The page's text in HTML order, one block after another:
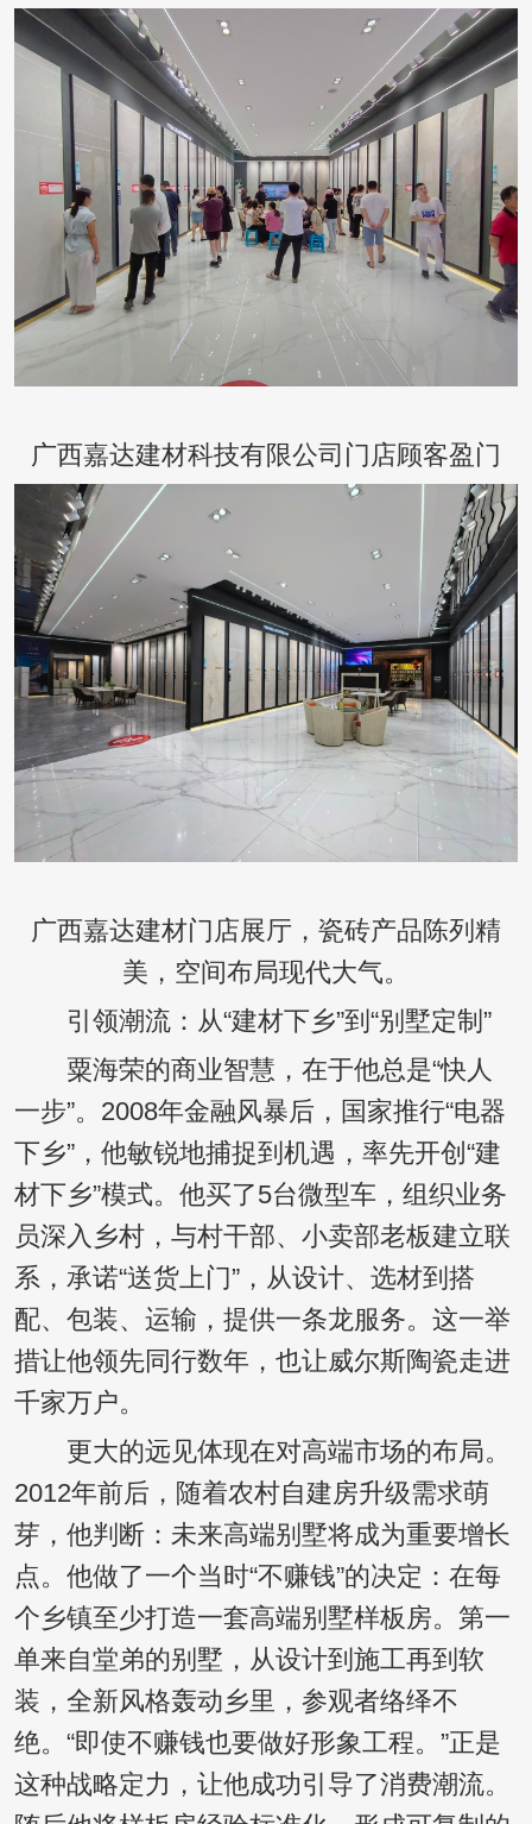
广西嘉达建材科技有限公司门店顾客盈门
广西嘉达建材门店展厅，瓷砖产品陈列精
美，空间布局现代大气。
引领潮流：从“建材下乡”到“别墅定制”
粟海荣的商业智慧，在于他总是“快人
一步”。2008年金融风暴后，国家推行“电器
下乡”，他敏锐地捕捉到机遇，率先开创“建
材下乡”模式。他买了5台微型车，组织业务
员深入乡村，与村干部、小卖部老板建立联
系，承诺“送货上门”，从设计、选材到搭
配、包装、运输，提供一条龙服务。这一举
措让他领先同行数年，也让威尔斯陶瓷走进
千家万户。
更大的远见体现在对高端市场的布局。
2012年前后，随着农村自建房升级需求萌
芽，他判断：未来高端别墅将成为重要增长
点。他做了一个当时“不赚钱”的决定：在每
个乡镇至少打造一套高端别墅样板房。第一
单来自堂弟的别墅，从设计到施工再到软
装，全新风格轰动乡里，参观者络绎不
绝。“即使不赚钱也要做好形象工程。”正是
这种战略定力，让他成功引导了消费潮流。